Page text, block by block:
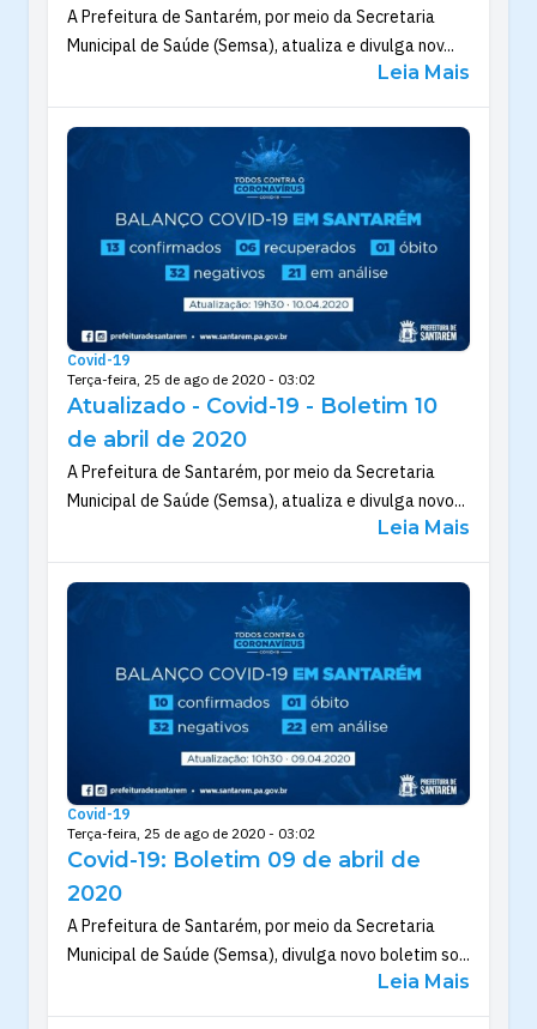
A Prefeitura de Santarém, por meio da Secretaria
Municipal de Saúde (Semsa), atualiza e divulga nov...
Leia Mais
Covid-19
Terça-feira, 25 de ago de 2020 - 03:02
Atualizado - Covid-19 - Boletim 10
de abril de 2020
A Prefeitura de Santarém, por meio da Secretaria
Municipal de Saúde (Semsa), atualiza e divulga novo...
Leia Mais
Covid-19
Terça-feira, 25 de ago de 2020 - 03:02
Covid-19: Boletim 09 de abril de
2020
A Prefeitura de Santarém, por meio da Secretaria
Municipal de Saúde (Semsa), divulga novo boletim so...
Leia Mais